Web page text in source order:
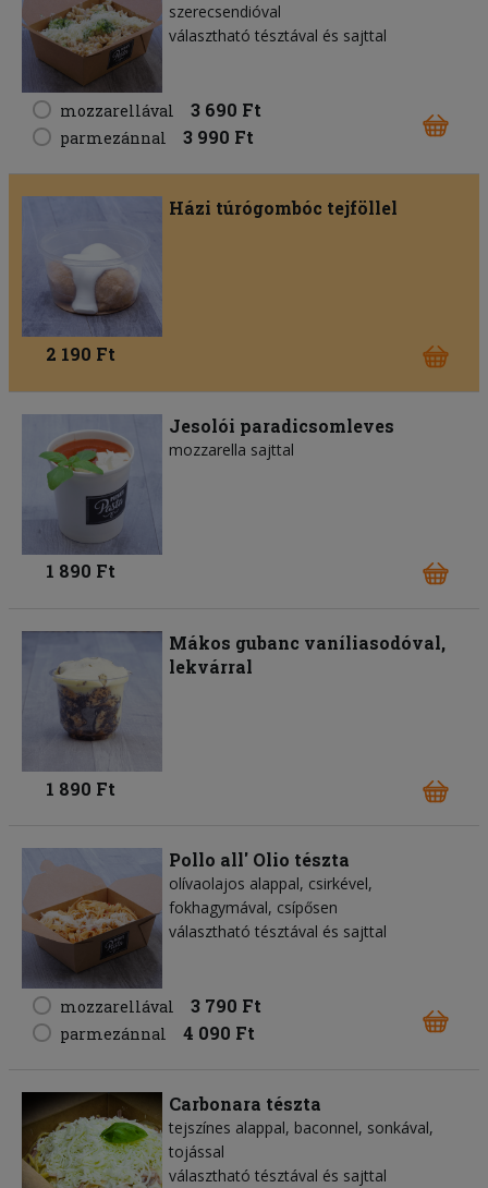
szerecsendióval
választható tésztával és sajttal
mozzarellával 3 690 Ft
parmezánnal 3 990 Ft
Házi túrógombóc tejföllel
2 190 Ft
Jesolói paradicsomleves
mozzarella sajttal
1 890 Ft
Mákos gubanc vaníliasodóval,
lekvárral
1 890 Ft
Pollo all' Olio tészta
olívaolajos alappal, csirkével,
fokhagymával, csípősen
választható tésztával és sajttal
mozzarellával 3 790 Ft
parmezánnal 4 090 Ft
Carbonara tészta
tejszínes alappal, baconnel, sonkával,
tojással
választható tésztával és sajttal